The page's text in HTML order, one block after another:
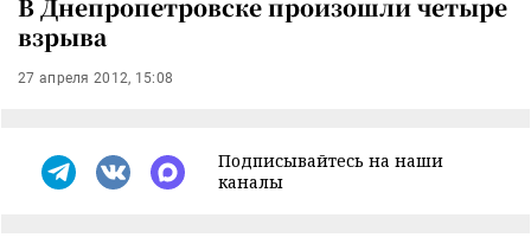
В Днепропетровске произошли четыре
взрыва
27 апреля 2012, 15:08
Подписывайтесь на наши
каналы